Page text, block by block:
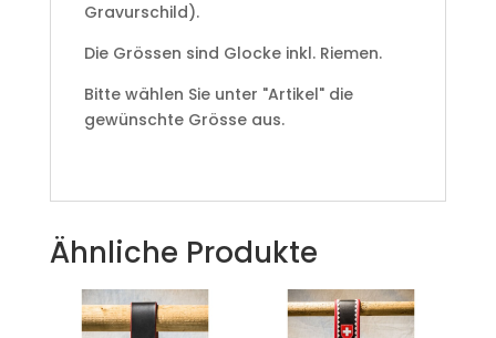
Gravurschild).
Die Grössen sind Glocke inkl. Riemen.
Bitte wählen Sie unter "Artikel" die
gewünschte Grösse aus.
Ähnliche Produkte